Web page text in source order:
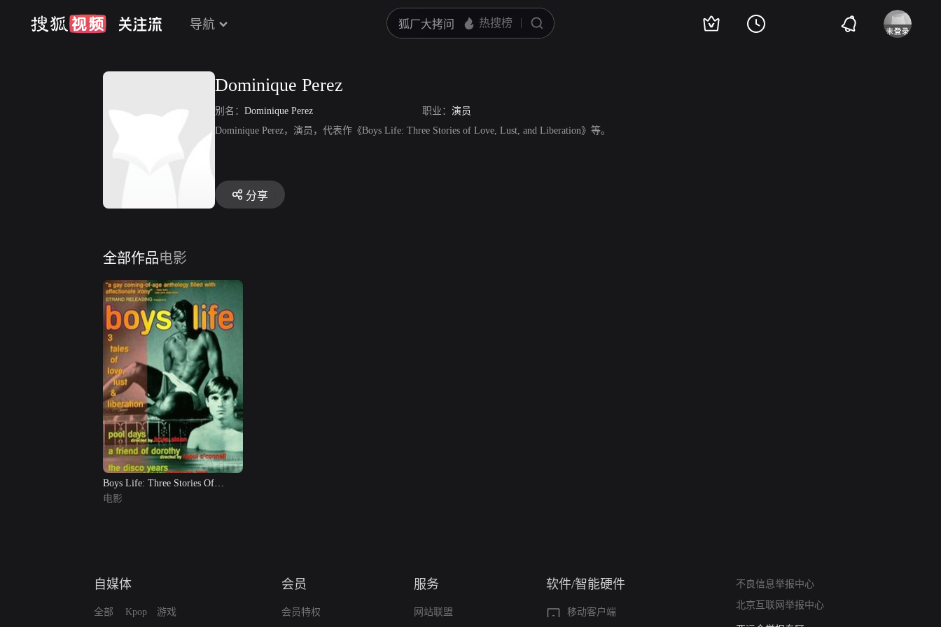
导航
Dominique Perez
别名： Dominique Perez 职业： 演员
Dominique Perez，演员，代表作《Boys Life: Three Stories of Love, Lust, and Liberation》等。
分享
全部作品电影
Boys Life: Three Stories Of
Love,...
电影
自媒体
全部 Kpop 游戏
会员
会员特权
服务
网站联盟
软件/智能硬件
移动客户端
不良信息举报中心
北京互联网举报中心
算法推荐专项举报